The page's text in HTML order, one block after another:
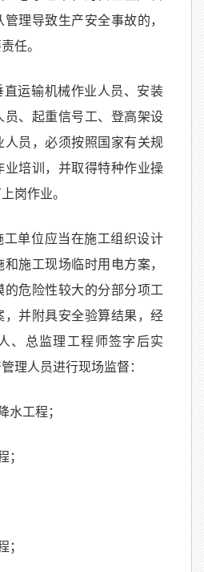
理导致生产安全事故的，
任。
运输机械作业人员、安装
员、起重信号工、登高架设
人员，必须按照国家有关规
业培训，并取得特种作业操
岗作业。
单位应当在施工组织设计
施工现场临时用电方案，
的危险性较大的分部分项工
，并附具安全验算结果，经
、总监理工程师签字后实
理人员进行现场监督：
水工程；
；
；